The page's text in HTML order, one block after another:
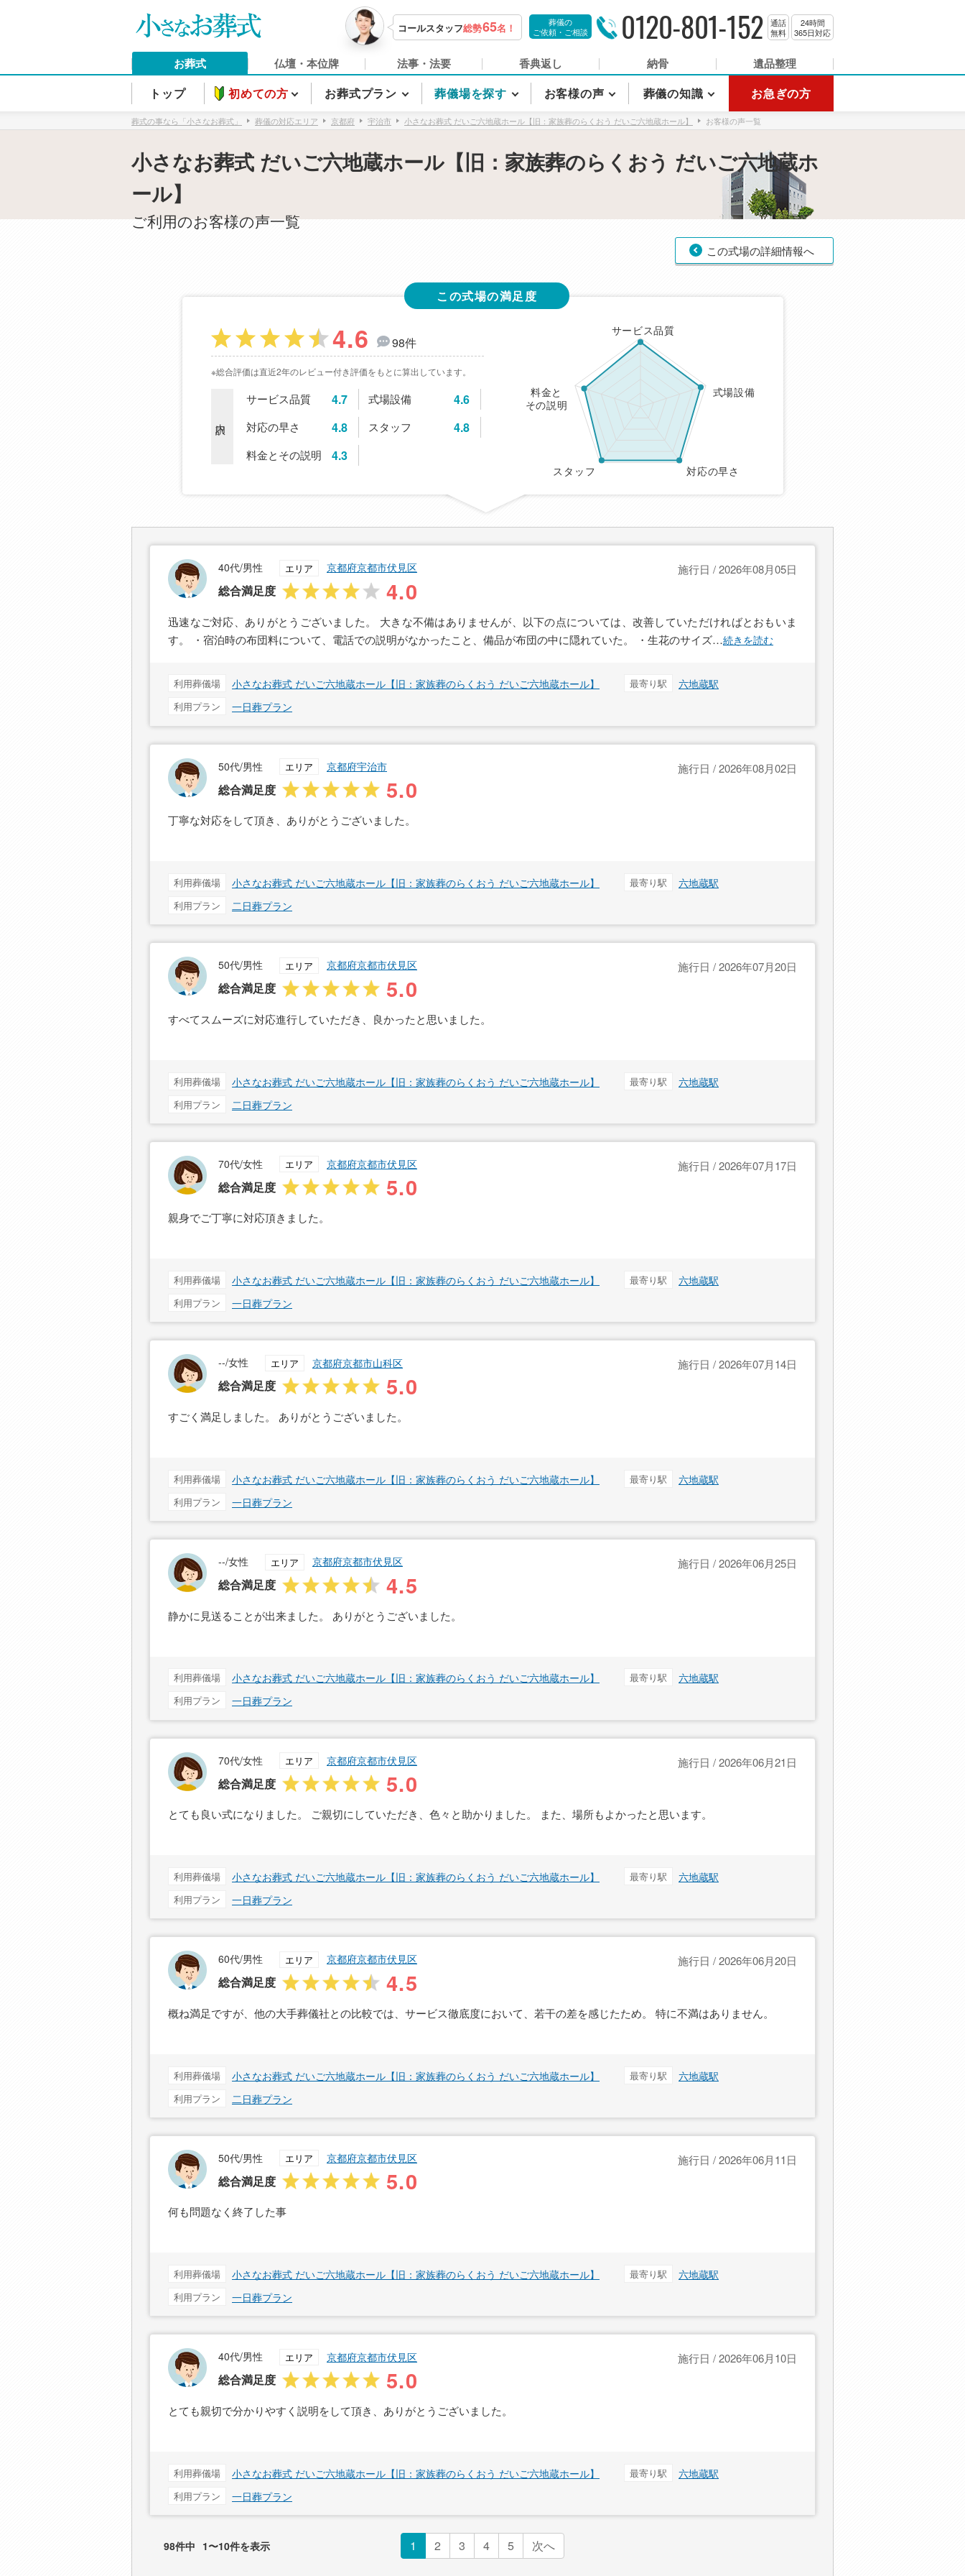
コールスタッフ総勢65名！
葬儀の
ご依頼・ご相談
0120-801-152
通話
無料
24時間
365日対応
お葬式 仏壇・本位牌 法事・法要 香典返し 納骨 遺品整理
トップ 初めての方 お葬式プラン 葬儀場を探す お客様の声 葬儀の知識 お急ぎの方
葬式の事なら「小さなお葬式」 葬儀の対応エリア 京都府 宇治市 小さなお葬式 だいご六地蔵ホール【旧：家族葬のらくおう だいご六地蔵ホール】 お客様の声一覧
小さなお葬式 だいご六地蔵ホール【旧：家族葬のらくおう だいご六地蔵ホ
ール】
ご利用のお客様の声一覧
この式場の詳細情報へ
この式場の満足度
4.6 98件
※総合評価は直近2年のレビュー付き評価をもとに算出しています。
サービス品質 4.7 式場設備 4.6
対応の早さ 4.8 スタッフ 4.8
料金とその説明 4.3
サービス品質
式場設備
対応の早さ
スタッフ
料金と
その説明
40代/男性 エリア 京都府京都市伏見区
総合満足度 4.0
施行日 / 2026年08月05日
迅速なご対応、ありがとうございました。 大きな不備はありませんが、以下の点については、改善していただければとおもいま
す。 ・宿泊時の布団料について、電話での説明がなかったこと、備品が布団の中に隠れていた。 ・生花のサイズ…続きを読む
利用葬儀場 小さなお葬式 だいご六地蔵ホール【旧：家族葬のらくおう だいご六地蔵ホール】 最寄り駅 六地蔵駅
利用プラン 一日葬プラン
50代/男性 エリア 京都府宇治市
総合満足度 5.0
施行日 / 2026年08月02日
丁寧な対応をして頂き、ありがとうございました。
利用葬儀場 小さなお葬式 だいご六地蔵ホール【旧：家族葬のらくおう だいご六地蔵ホール】 最寄り駅 六地蔵駅
利用プラン 二日葬プラン
50代/男性 エリア 京都府京都市伏見区
総合満足度 5.0
施行日 / 2026年07月20日
すべてスムーズに対応進行していただき、良かったと思いました。
利用葬儀場 小さなお葬式 だいご六地蔵ホール【旧：家族葬のらくおう だいご六地蔵ホール】 最寄り駅 六地蔵駅
利用プラン 二日葬プラン
70代/女性 エリア 京都府京都市伏見区
総合満足度 5.0
施行日 / 2026年07月17日
親身でご丁寧に対応頂きました。
利用葬儀場 小さなお葬式 だいご六地蔵ホール【旧：家族葬のらくおう だいご六地蔵ホール】 最寄り駅 六地蔵駅
利用プラン 一日葬プラン
--/女性 エリア 京都府京都市山科区
総合満足度 5.0
施行日 / 2026年07月14日
すごく満足しました。 ありがとうございました。
利用葬儀場 小さなお葬式 だいご六地蔵ホール【旧：家族葬のらくおう だいご六地蔵ホール】 最寄り駅 六地蔵駅
利用プラン 一日葬プラン
--/女性 エリア 京都府京都市伏見区
総合満足度 4.5
施行日 / 2026年06月25日
静かに見送ることが出来ました。 ありがとうございました。
利用葬儀場 小さなお葬式 だいご六地蔵ホール【旧：家族葬のらくおう だいご六地蔵ホール】 最寄り駅 六地蔵駅
利用プラン 一日葬プラン
70代/女性 エリア 京都府京都市伏見区
総合満足度 5.0
施行日 / 2026年06月21日
とても良い式になりました。 ご親切にしていただき、色々と助かりました。 また、場所もよかったと思います。
利用葬儀場 小さなお葬式 だいご六地蔵ホール【旧：家族葬のらくおう だいご六地蔵ホール】 最寄り駅 六地蔵駅
利用プラン 一日葬プラン
60代/男性 エリア 京都府京都市伏見区
総合満足度 4.5
施行日 / 2026年06月20日
概ね満足ですが、他の大手葬儀社との比較では、サービス徹底度において、若干の差を感じたため。 特に不満はありません。
利用葬儀場 小さなお葬式 だいご六地蔵ホール【旧：家族葬のらくおう だいご六地蔵ホール】 最寄り駅 六地蔵駅
利用プラン 二日葬プラン
50代/男性 エリア 京都府京都市伏見区
総合満足度 5.0
施行日 / 2026年06月11日
何も問題なく終了した事
利用葬儀場 小さなお葬式 だいご六地蔵ホール【旧：家族葬のらくおう だいご六地蔵ホール】 最寄り駅 六地蔵駅
利用プラン 一日葬プラン
40代/男性 エリア 京都府京都市伏見区
総合満足度 5.0
施行日 / 2026年06月10日
とても親切で分かりやすく説明をして頂き、ありがとうございました。
利用葬儀場 小さなお葬式 だいご六地蔵ホール【旧：家族葬のらくおう だいご六地蔵ホール】 最寄り駅 六地蔵駅
利用プラン 一日葬プラン
1 2 3 4 5 次へ
98件中 1〜10件を表示